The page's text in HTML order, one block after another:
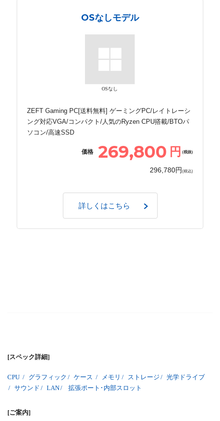
OSなしモデル
OSなし
ZEFT Gaming PC[送料無料] ゲーミングPC/レイトレーシ
ング対応VGA/コンパクト/人気のRyzen CPU搭載/BTOパ
ソコン/高速SSD
価格 269,800 円 (税抜)
296,780円 (税込)
詳しくはこちら
[スペック詳細]
CPU / グラフィック / ケース / メモリ / ストレージ / 光学ドライブ
/ サウンド / LAN/ 拡張ポート･内部スロット
[ご案内]